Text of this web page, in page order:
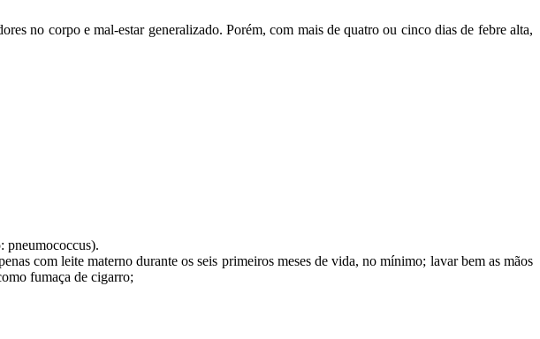
no corpo e mal-estar generalizado. Porém, com mais de quatro ou cinco dias de febre alta,
pneumococcus).
com leite materno durante os seis primeiros meses de vida, no mínimo; lavar bem as mãos
fumaça de cigarro;